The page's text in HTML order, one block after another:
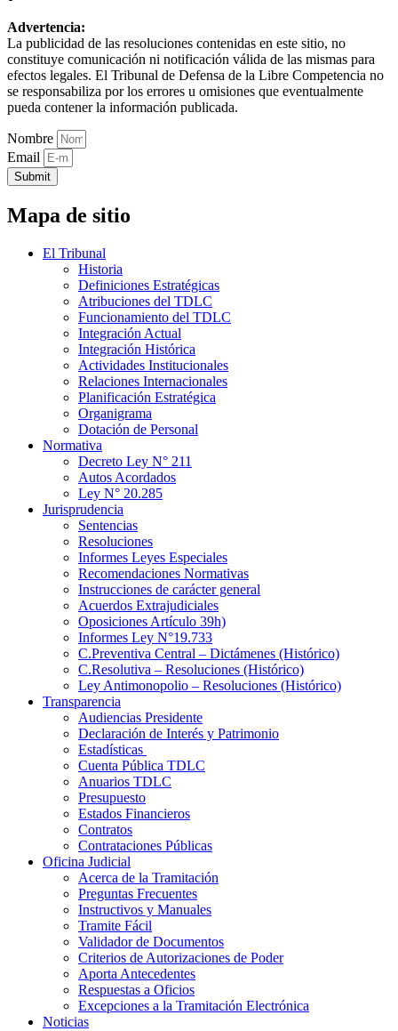
Advertencia:
La publicidad de las resoluciones contenidas en este sitio, no
constituye comunicación ni notificación válida de las mismas para
efectos legales. El Tribunal de Defensa de la Libre Competencia no
se responsabiliza por los errores u omisiones que eventualmente
pueda contener la información publicada.
Nombre
Email
Submit
Mapa de sitio
El Tribunal
Historia
Definiciones Estratégicas
Atribuciones del TDLC
Funcionamiento del TDLC
Integración Actual
Integración Histórica
Actividades Institucionales
Relaciones Internacionales
Planificación Estratégica
Organigrama
Dotación de Personal
Normativa
Decreto Ley N° 211
Autos Acordados
Ley N° 20.285
Jurisprudencia
Sentencias
Resoluciones
Informes Leyes Especiales
Recomendaciones Normativas
Instrucciones de carácter general
Acuerdos Extrajudiciales
Oposiciones Artículo 39h)
Informes Ley N°19.733
C.Preventiva Central – Dictámenes (Histórico)
C.Resolutiva – Resoluciones (Histórico)
Ley Antimonopolio – Resoluciones (Histórico)
Transparencia
Audiencias Presidente
Declaración de Interés y Patrimonio
Estadísticas
Cuenta Pública TDLC
Anuarios TDLC
Presupuesto
Estados Financieros
Contratos
Contrataciones Públicas
Oficina Judicial
Acerca de la Tramitación
Preguntas Frecuentes
Instructivos y Manuales
Tramite Fácil
Validador de Documentos
Criterios de Autorizaciones de Poder
Aporta Antecedentes
Respuestas a Oficios
Excepciones a la Tramitación Electrónica
Noticias